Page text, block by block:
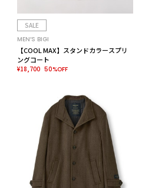
SALE
MEN’S BIGI
【COOL MAX】スタンドカラースプリ
ングコート
¥18,700 50%OFF